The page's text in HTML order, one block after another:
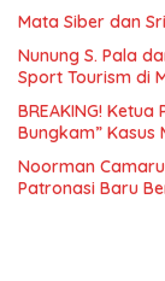
Mata Siber dan
Nunung S. Pala
Sport Tourism di
BREAKING!
Bungkam” Kasus
Noorman
Patronasi Baru